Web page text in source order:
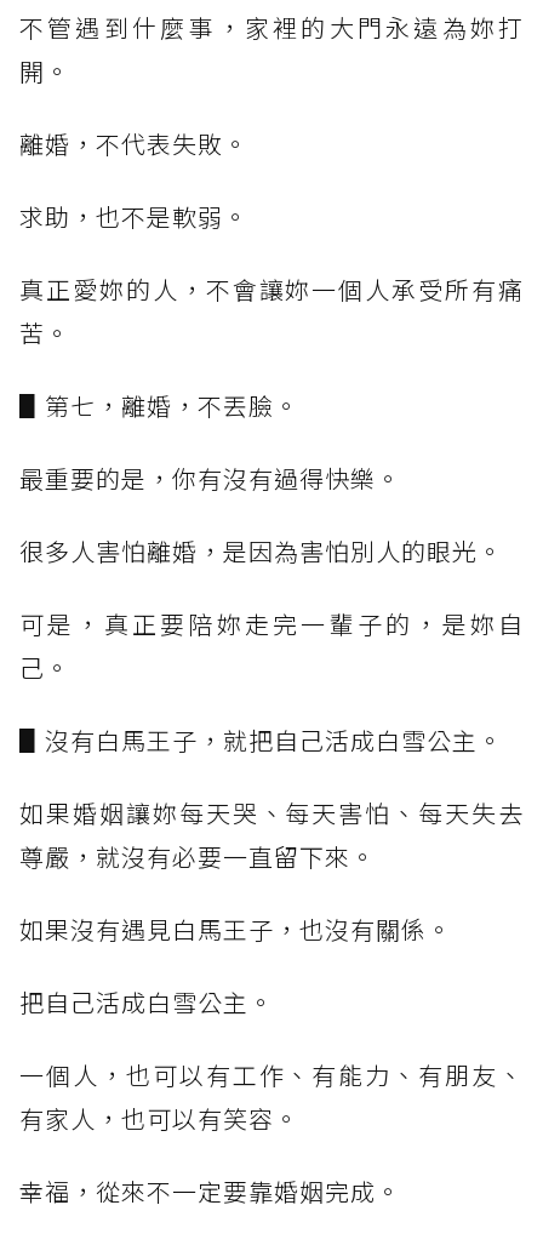
不管遇到什麼事，家裡的大門永遠為妳打
開。
離婚，不代表失敗。
求助，也不是軟弱。
真正愛妳的人，不會讓妳一個人承受所有痛
苦。
▋第七，離婚，不丟臉。
最重要的是，你有沒有過得快樂。
很多人害怕離婚，是因為害怕別人的眼光。
可是，真正要陪妳走完一輩子的，是妳自
己。
▋沒有白馬王子，就把自己活成白雪公主。
如果婚姻讓妳每天哭、每天害怕、每天失去
尊嚴，就沒有必要一直留下來。
如果沒有遇見白馬王子，也沒有關係。
把自己活成白雪公主。
一個人，也可以有工作、有能力、有朋友、
有家人，也可以有笑容。
幸福，從來不一定要靠婚姻完成。